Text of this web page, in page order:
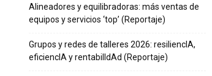
Alineadores y equilibradoras: más ventas de
equipos y servicios ‘top’ (Reportaje)
Grupos y redes de talleres 2026: resiliencIA,
eficiencIA y rentabilIdAd (Reportaje)